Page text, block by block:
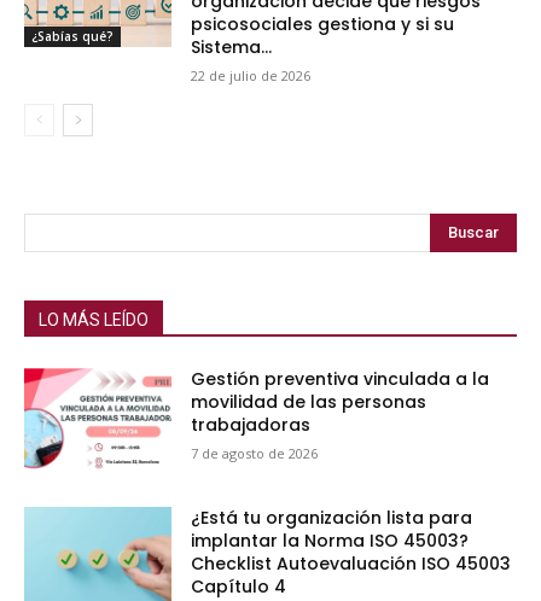
¿Sabías qué?
psicosociales gestiona y si su
Sistema...
22 de julio de 2026
Buscar
LO MÁS LEÍDO
Gestión preventiva vinculada a la
movilidad de las personas
trabajadoras
7 de agosto de 2026
¿Está tu organización lista para
implantar la Norma ISO 45003?
Checklist Autoevaluación ISO 45003
Capítulo 4